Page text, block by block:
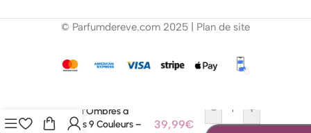
© Parfumdereve.com 2025 | Plan de site
Paupières 9
Couleurs –
39,99€ - + AJOUTER AU